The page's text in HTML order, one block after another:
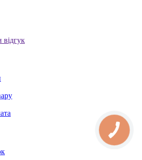
відгук
КНОПКА
СВЯЗИ